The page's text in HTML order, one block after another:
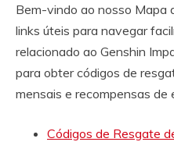
Bem-vindo ao nosso Mapa
links úteis para navegar
relacionado ao Genshin
para obter códigos de
mensais e recompensas de
Códigos de Resgate